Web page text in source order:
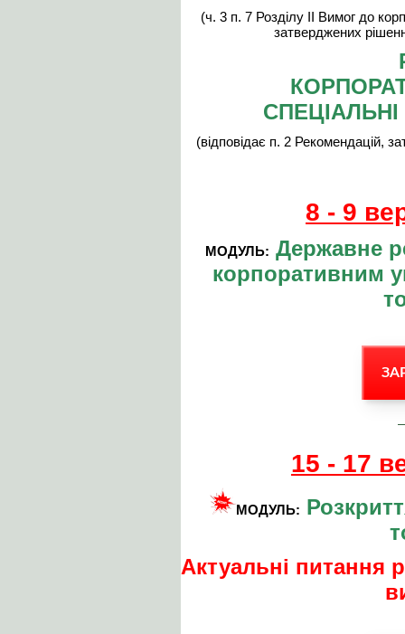
(ч. 3 п. 7 Розділу ІІ Вимог до
затверджених
(відповідає п. 2 Рекомендацій,
8 - 9
МОДУЛЬ: Державне
корпоративним
15 - 17
МОДУЛЬ:
Актуальні питання